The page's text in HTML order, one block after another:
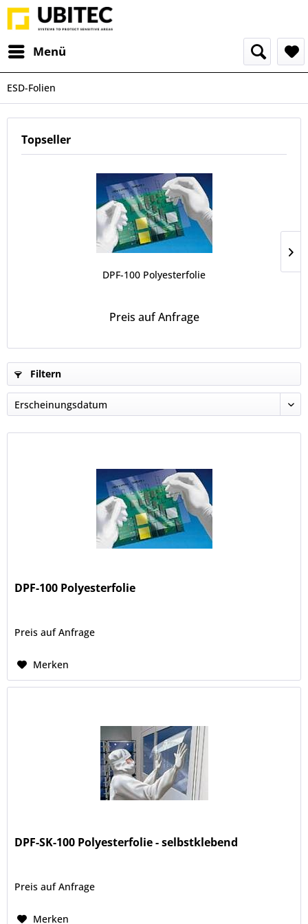
Menü
ESD-Folien
Topseller
DPF-100 Polyesterfolie
Preis auf Anfrage
Filtern
DPF-100 Polyesterfolie
Preis auf Anfrage
Merken
DPF-SK-100 Polyesterfolie - selbstklebend
Preis auf Anfrage
Merken